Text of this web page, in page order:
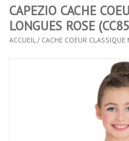
COLLANTS
CAPEZIO CACHE
LONGUES ROSE
ACCUEIL / CACHE COEUR